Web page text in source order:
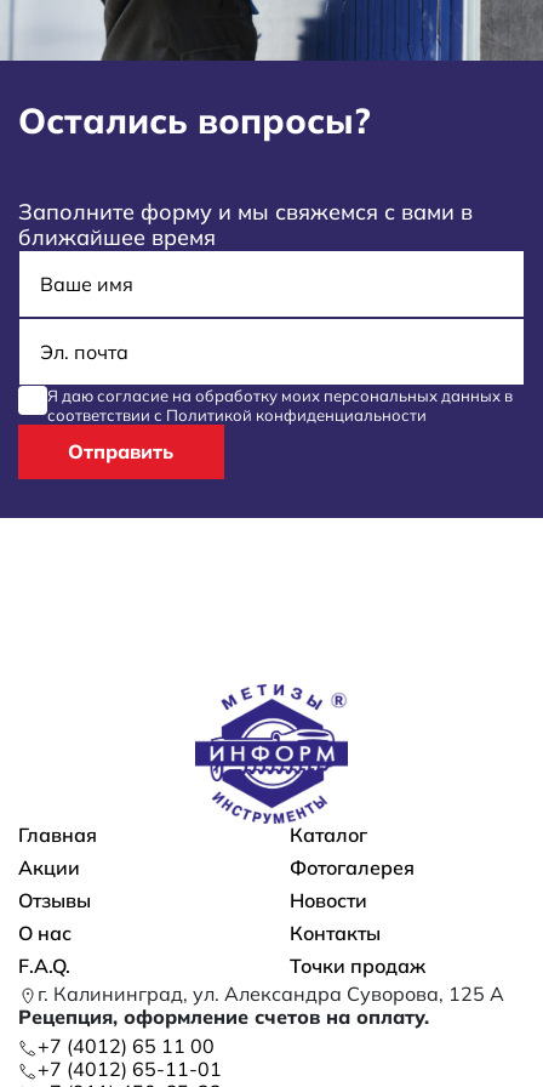
Остались вопросы?
Заполните форму и мы свяжемся с вами в
ближайшее время
Я даю согласие на обработку моих персональных данных в
соответствии с Политикой конфиденциальности
Отправить
Основная навигация
Главная
Каталог
Акции
Фотогалерея
Отзывы
Новости
О нас
Контакты
F.A.Q.
Точки продаж
г. Калининград, ул. Александра Суворова, 125 А
Рецепция, оформление счетов на оплату.
+7 (4012) 65 11 00
+7 (4012) 65-11-01